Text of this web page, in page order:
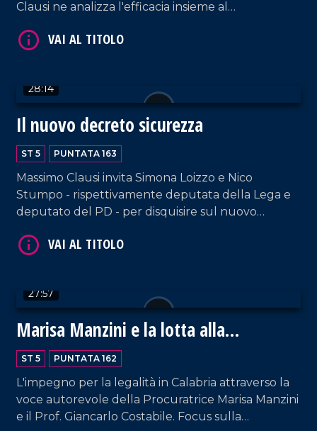
Clausi ne analizza l'efficacia insieme al
(relatore della nuova legge sulle borse di studio)
28:14
Il nuovo decreto sicurezza
ST 5 PUNTATA 163
Massimo Clausi invita Simona Loizzo e Nico
Stumpo - rispettivamente deputata della Lega e
deputato del PD - per disquisire sul nuovo
polemiche.
27:57
Marisa Manzini e la lotta alla
'Ndrangheta
ST 5 PUNTATA 162
L'impegno per la legalità in Calabria attraverso la
voce autorevole della Procuratrice Marisa Manzini
e il Prof. Giancarlo Costabile. Focus sulla
VAI AL TITOLO
VAI AL TITOLO